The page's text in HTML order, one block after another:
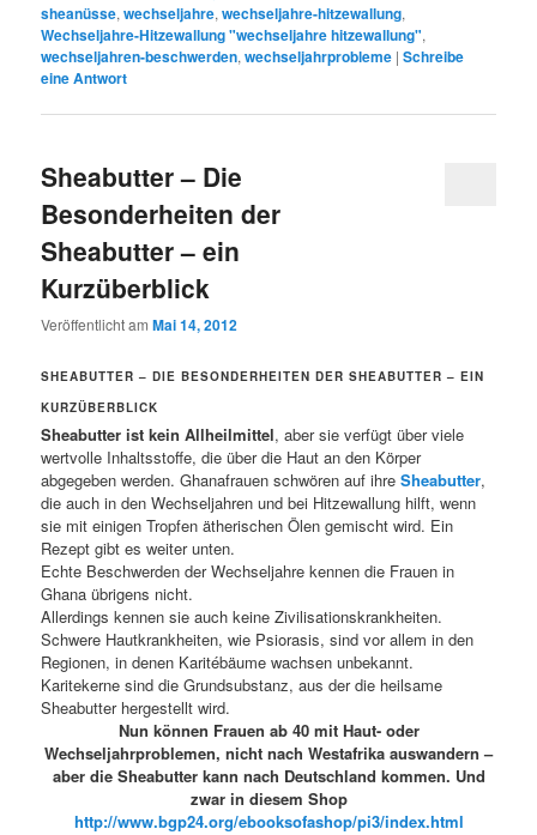
sheanüsse,wechseljahre,wechseljahre-hitzewallung,
Wechseljahre-Hitzewallung "wechseljahre hitzewallung",
wechseljahren-beschwerden,wechseljahrprobleme |Schreibe
eine Antwort
Sheabutter – Die
Besonderheiten der
Sheabutter – ein
Kurzüberblick
Veröffentlicht amMai 14, 2012
SHEABUTTER – DIE BESONDERHEITEN DER SHEABUTTER – EIN
KURZÜBERBLICK
Sheabutter ist kein Allheilmittel, aber sie verfügt über viele
wertvolle Inhaltsstoffe, die über die Haut an den Körper
abgegeben werden. Ghanafrauen schwören auf ihreSheabutter,
die auch in den Wechseljahren und bei Hitzewallung hilft, wenn
sie mit einigen Tropfen ätherischen Ölen gemischt wird. Ein
Rezept gibt es weiter unten.
Echte Beschwerden der Wechseljahre kennen die Frauen in
Ghana übrigens nicht.
Allerdings kennen sie auch keine Zivilisationskrankheiten.
Schwere Hautkrankheiten, wie Psiorasis, sind vor allem in den
Regionen, in denen Karitébäume wachsen unbekannt.
Karitekerne sind die Grundsubstanz, aus der die heilsame
Sheabutter hergestellt wird.
Nun können Frauen ab 40 mit Haut- oder
Wechseljahrproblemen, nicht nach Westafrika auswandern –
aber die Sheabutter kann nach Deutschland kommen. Und
zwar in diesem Shop
http://www.bgp24.org/ebooksofashop/pi3/index.html